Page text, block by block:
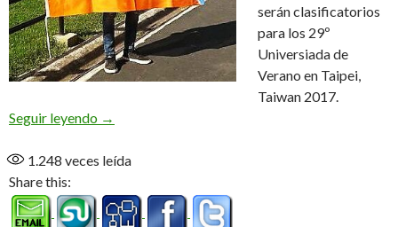
serán clasificatorios
para los 29º
Universiada de
Verano en Taipei,
Taiwan 2017.
Seguir leyendo El Taekwondo en los Juegos Universitarios
→
1.248 veces leída
Share this: